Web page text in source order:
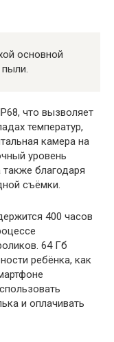
основной
что вызволяет
температур,
камера на
уровень
благодаря
съёмки.
400 часов
64 Гб
ребёнка, как
и оплачивать